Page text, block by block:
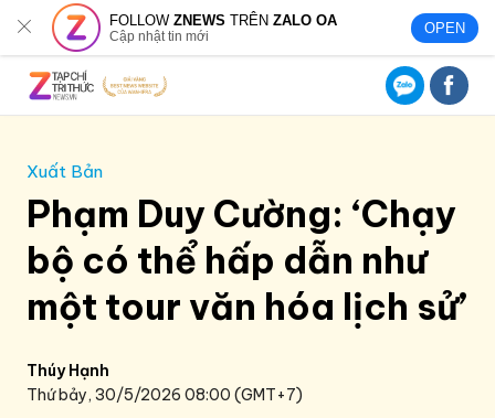
FOLLOWZNEWS TRÊNZALO OA
Cập nhật tin mới OPEN
Xuất Bản
Phạm Duy Cường: ‘Chạy
bộ có thể hấp dẫn như
một tour văn hóa lịch sử’
Thúy Hạnh
Thứ bảy, 30/5/2026 08:00 (GMT+7)